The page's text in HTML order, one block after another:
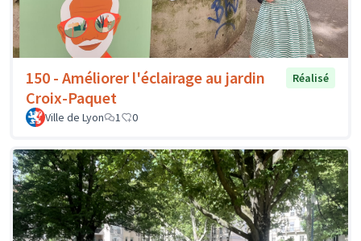
150 - Améliorer l'éclairage au jardin
Croix-Paquet
Réalisé
Ville de Lyon 1 0